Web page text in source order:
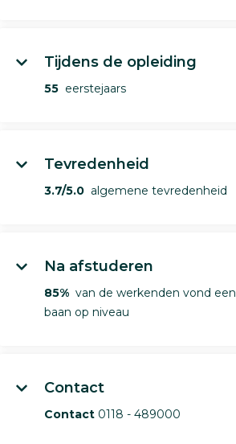
Tijdens de opleiding
55 eerstejaars
Tevredenheid
3.7/5.0 algemene tevredenheid
Na afstuderen
85% van de werkenden vond een
baan op niveau
Contact
Contact 0118 - 489000